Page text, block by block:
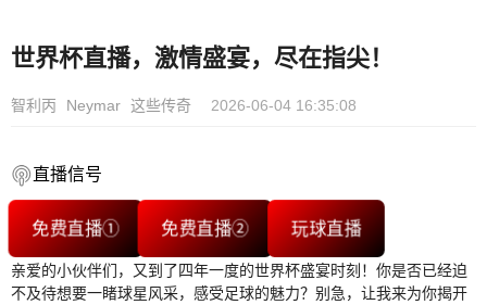
世界杯直播，激情盛宴，尽在指尖！
智利丙 Neymar 这些传奇 2026-06-04 16:35:08
直播信号
免费直播① 免费直播② 玩球直播
亲爱的小伙伴们，又到了四年一度的世界杯盛宴时刻！你是否已经迫
不及待想要一睹球星风采，感受足球的魅力？别急，让我来为你揭开